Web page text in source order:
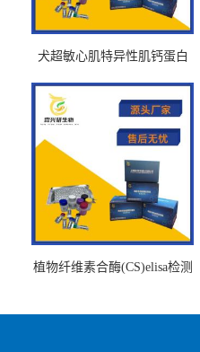
犬超敏心肌特异性肌钙蛋白
植物纤维素合酶(CS)elisa检测